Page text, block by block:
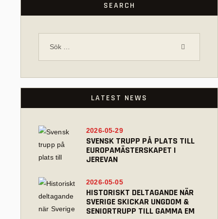
SEARCH
LATEST NEWS
SVENSK TRUPP PÅ PLATS TILL
EUROPAMÄSTERSKAPET I
JEREVAN
2026-05-29
HISTORISKT DELTAGANDE NÄR
SVERIGE SKICKAR UNGDOM &
SENIORTRUPP TILL GAMMA EM
2026-05-05